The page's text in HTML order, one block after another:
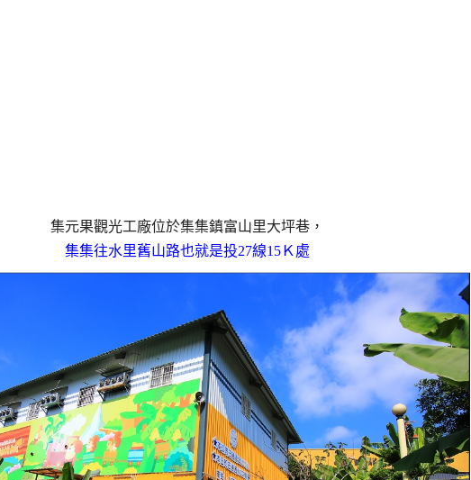
集元果觀光工廠位於集集鎮富山里大坪巷，
集集往水里舊山路也就是投27線15Ｋ處